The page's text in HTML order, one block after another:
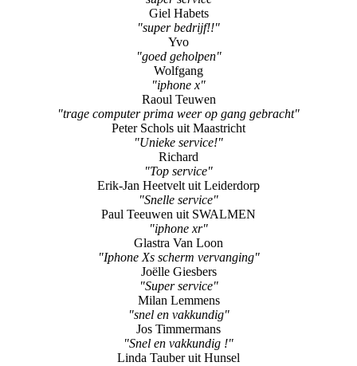
Joop Ramaekers uit Ittervoort
"prima service"
Veronique Heymann
"super service"
Giel Habets
"super bedrijf!!"
Yvo
"goed geholpen"
Wolfgang
"iphone x"
Raoul Teuwen
"trage computer prima weer op gang gebracht"
Peter Schols uit Maastricht
"Unieke service!"
Richard
"Top service"
Erik-Jan Heetvelt uit Leiderdorp
"Snelle service"
Paul Teeuwen uit SWALMEN
"iphone xr"
Glastra Van Loon
"Iphone Xs scherm vervanging"
Joëlle Giesbers
"Super service"
Milan Lemmens